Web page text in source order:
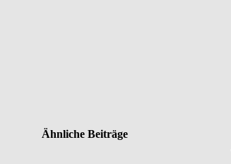
Ähnliche Beiträge